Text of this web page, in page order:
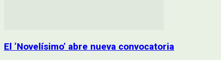
El ‘Novelísimo’ abre nueva convocatoria